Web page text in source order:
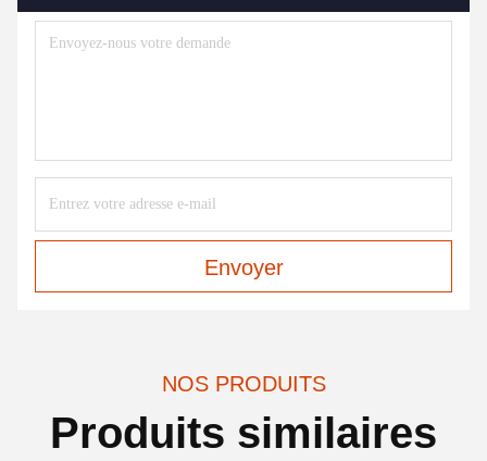
Envoyer
NOS PRODUITS
Produits similaires